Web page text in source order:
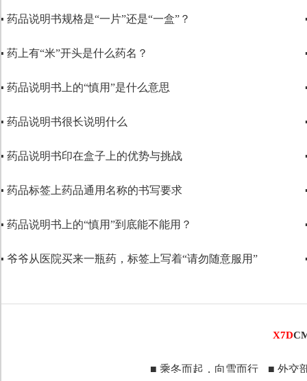
▪ 药品说明书规格是“一片”还是“一盒”？
▪ 药上有“米”开头是什么药名？
▪ 药品说明书上的“慎用”是什么意思
▪ 药品说明书很长说明什么
▪ 药品说明书印在盒子上的优势与挑战
▪ 药品标签上药品通用名称的书写要求
▪ 药品说明书上的“慎用”到底能不能用？
▪ 爷爷从医院买来一瓶药，标签上写着“请勿随意服用”
X7D
■ 乘冬而起，向雪而行 ■ 外交部回